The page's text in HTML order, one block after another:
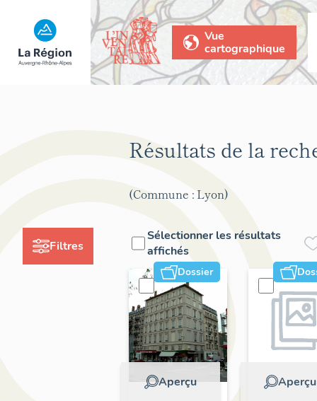
Vue
cartographique
Filtres
Résultats de la
(Commune : Lyon)
Sélectionner les résultats
affichés
Dossier
Aperçu Aperçu